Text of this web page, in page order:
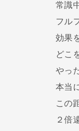
常識
フル
効果
どこ
やっ
本当
この
２倍